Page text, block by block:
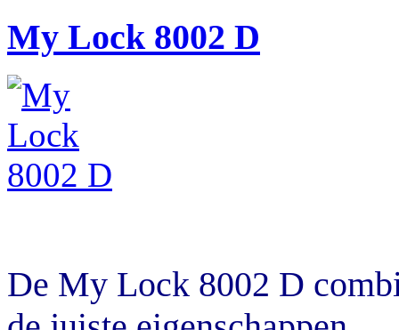
My Lock 8002 D
De My Lock 8002 D